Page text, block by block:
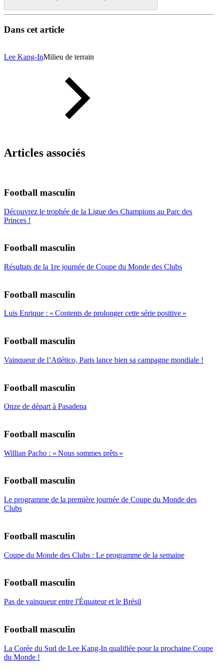
Dans cet article
Lee Kang-InMilieu de terrain
Articles associés
Football masculin
Découvrez le trophée de la Ligue des Champions au Parc des
Princes !
Football masculin
Résultats de la 1re journée de Coupe du Monde des Clubs
Football masculin
Luis Enrique : « Contents de prolonger cette série positive »
Football masculin
Vainqueur de l’Atlético, Paris lance bien sa campagne mondiale !
Football masculin
Onze de départ à Pasadena
Football masculin
Willian Pacho : « Nous sommes prêts »
Football masculin
Le programme de la première journée de Coupe du Monde des
Clubs
Football masculin
Coupe du Monde des Clubs : Le programme de la semaine
Football masculin
Pas de vainqueur entre l'Équateur et le Brésil
Football masculin
La Corée du Sud de Lee Kang-In qualifiée pour la prochaine Coupe
du Monde !